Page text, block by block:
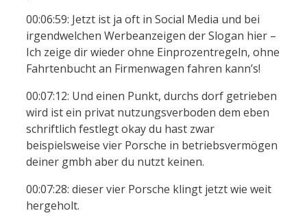
00:06:59: Jetzt ist ja oft in Social Media und bei
irgendwelchen Werbeanzeigen der Slogan hier –
Ich zeige dir wieder ohne Einprozentregeln, ohne
Fahrtenbucht an Firmenwagen fahren kann’s!
00:07:12: Und einen Punkt, durchs dorf getrieben
wird ist ein privat nutzungsverboden dem eben
schriftlich festlegt okay du hast zwar
beispielsweise vier Porsche in betriebsvermögen
deiner gmbh aber du nutzt keinen.
00:07:28: dieser vier Porsche klingt jetzt wie weit
hergeholt.